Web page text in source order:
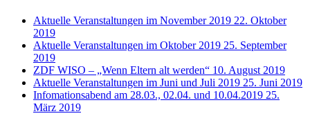
Aktuelle Veranstaltungen im November 2019 22. Oktober
2019
Aktuelle Veranstaltungen im Oktober 2019 25. September
2019
ZDF WISO – „Wenn Eltern alt werden“ 10. August 2019
Aktuelle Veranstaltungen im Juni und Juli 2019 25. Juni 2019
Infomationsabend am 28.03., 02.04. und 10.04.2019 25.
März 2019